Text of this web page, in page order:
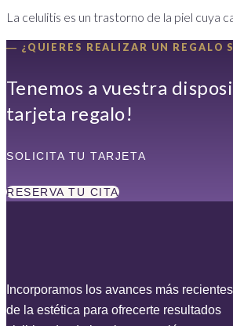
La celulitis es un trastorno de la piel cuya
― ¿QUIERES REALIZAR UN REGALO
Tenemos a vuestra
tarjeta regalo!
SOLICITA TU TARJETA
RESERVA TU CITA
Incorporamos los avances más recientes
de la estética para ofrecerte resultados